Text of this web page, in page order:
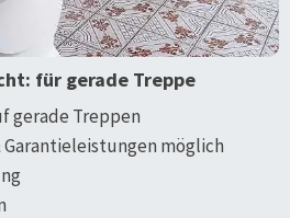
für gerade Treppe
gerade Treppen
möglich